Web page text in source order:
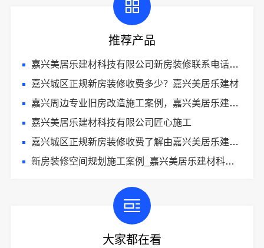
推荐产品
嘉兴美居乐建材科技有限公司新房装修联系电话一览
嘉兴城区正规新房装修收费多少？嘉兴美居乐建材
嘉兴周边专业旧房改造施工案例，嘉兴美居乐建材科技有限公司
嘉兴美居乐建材科技有限公司匠心施工
嘉兴城区正规新房装修收费了解由嘉兴美居乐建材科技有限公司提供的报价
新房装修空间规划施工案例_嘉兴美居乐建材科技有限公司
大家都在看